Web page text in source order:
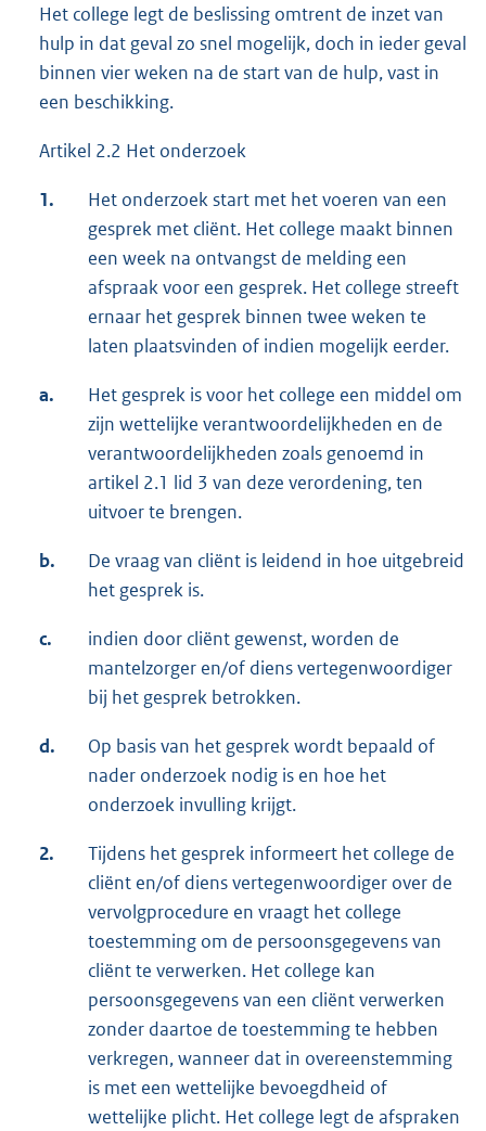
Het college legt de beslissing omtrent de inzet van
hulp in dat geval zo snel mogelijk, doch in ieder geval
binnen vier weken na de start van de hulp, vast in
een beschikking.
Artikel 2.2 Het onderzoek
1.
Het onderzoek start met het voeren van een
gesprek met cliënt. Het college maakt binnen
een week na ontvangst de melding een
afspraak voor een gesprek. Het college streeft
ernaar het gesprek binnen twee weken te
laten plaatsvinden of indien mogelijk eerder.
a.
Het gesprek is voor het college een middel om
zijn wettelijke verantwoordelijkheden en de
verantwoordelijkheden zoals genoemd in
artikel 2.1 lid 3 van deze verordening, ten
uitvoer te brengen.
b.
De vraag van cliënt is leidend in hoe uitgebreid
het gesprek is.
c.
indien door cliënt gewenst, worden de
mantelzorger en/of diens vertegenwoordiger
bij het gesprek betrokken.
d.
Op basis van het gesprek wordt bepaald of
nader onderzoek nodig is en hoe het
onderzoek invulling krijgt.
2.
Tijdens het gesprek informeert het college de
cliënt en/of diens vertegenwoordiger over de
vervolgprocedure en vraagt het college
toestemming om de persoonsgegevens van
cliënt te verwerken. Het college kan
persoonsgegevens van een cliënt verwerken
zonder daartoe de toestemming te hebben
verkregen, wanneer dat in overeenstemming
is met een wettelijke bevoegdheid of
wettelijke plicht. Het college legt de afspraken